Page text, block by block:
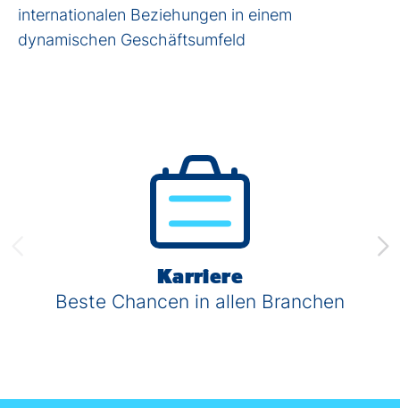
internationalen Beziehungen in einem
dynamischen Geschäftsumfeld
Karriere
Beste Chancen in allen Branchen